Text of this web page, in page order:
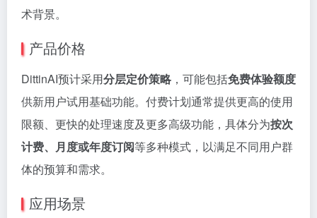
术背景。
产品价格
DittinAI预计采用分层定价策略 ，可能包括免费体验额度
供新用户试用基础功能。付费计划通常提供更高的使用
限额、更快的处理速度及更多高级功能，具体分为按次
计费、月度或年度订阅等多种模式，以满足不同用户群
体的预算和需求。
应用场景